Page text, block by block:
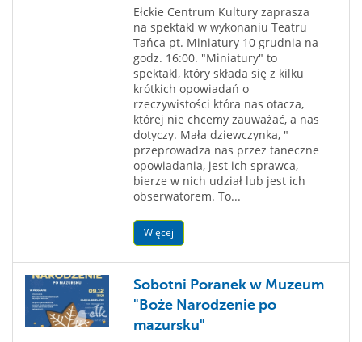
Ełckie Centrum Kultury zaprasza
na spektakl w wykonaniu Teatru
Tańca pt. Miniatury 10 grudnia na
godz. 16:00. "Miniatury" to
spektakl, który składa się z kilku
krótkich opowiadań o
rzeczywistości która nas otacza,
której nie chcemy zauważać, a nas
dotyczy. Mała dziewczynka, "
przeprowadza nas przez taneczne
opowiadania, jest ich sprawca,
bierze w nich udział lub jest ich
obserwatorem. To...
Więcej
Sobotni Poranek w Muzeum
"Boże Narodzenie po
mazursku"